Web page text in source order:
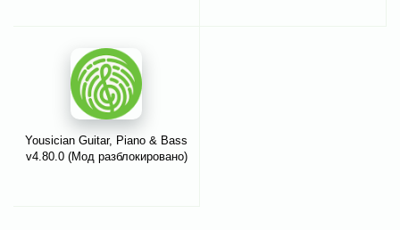
Yousician Guitar, Piano & Bass
v4.80.0 (Мод разблокировано)